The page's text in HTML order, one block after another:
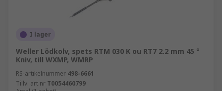
I lager
Weller Lödkolv, spets RTM 030 K ou RT7 2.2 mm 45 °
Kniv, till WXMP, WMRP
RS-artikelnummer 498-6661
Tillv. art.nr T0054460799